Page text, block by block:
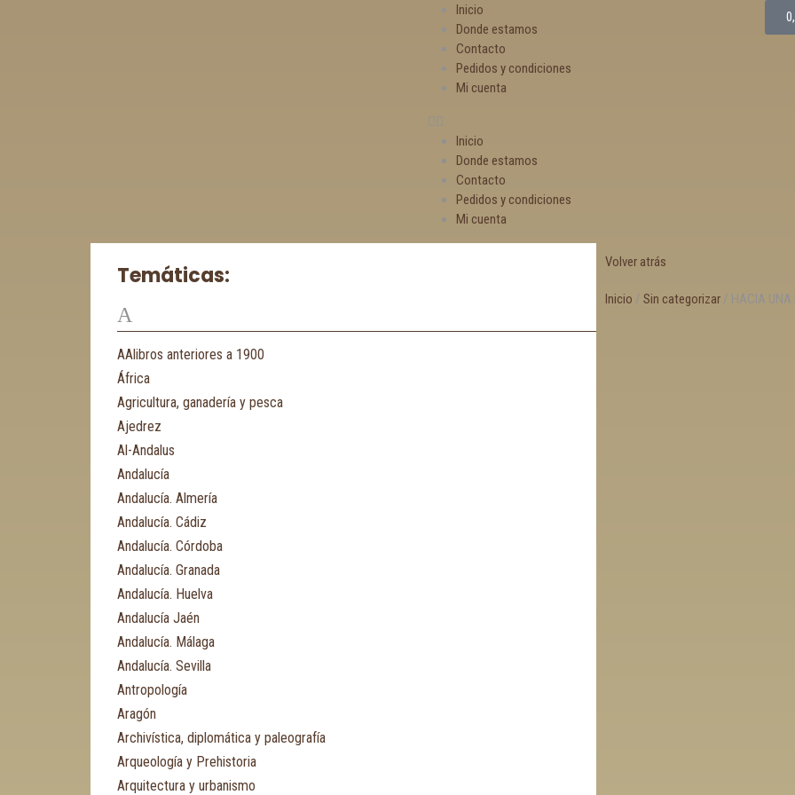
Inicio
Donde estamos
Contacto
Pedidos y condiciones
Mi cuenta
Inicio
Donde estamos
Contacto
Pedidos y condiciones
Mi cuenta
Temáticas:
A
AAlibros anteriores a 1900
África
Agricultura, ganadería y pesca
Ajedrez
Al-Andalus
Andalucía
Andalucía. Almería
Andalucía. Cádiz
Andalucía. Córdoba
Andalucía. Granada
Andalucía. Huelva
Andalucía Jaén
Andalucía. Málaga
Andalucía. Sevilla
Antropología
Aragón
Archivística, diplomática y paleografía
Arqueología y Prehistoria
Arquitectura y urbanismo
Volver atrás
Inicio / Sin categorizar / HACIA UNA